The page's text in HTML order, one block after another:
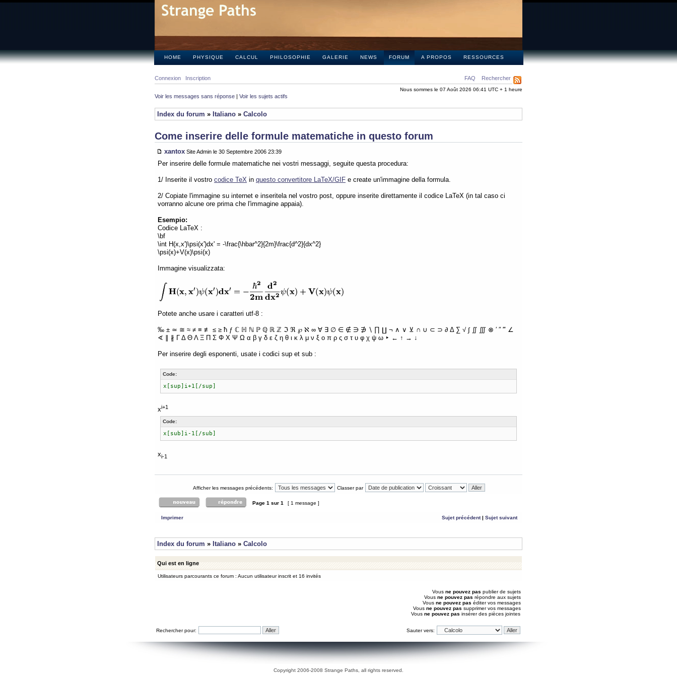
HOME PHYSIQUE CALCUL PHILOSOPHIE GALERIE NEWS FORUM A PROPOS RESSOURCES
FAQ Rechercher
Connexion Inscription
Nous sommes le 07 Août 2026 06:41 UTC + 1 heure
Voir les messages sans réponse | Voir les sujets actifs
Index du forum » Italiano » Calcolo
Come inserire delle formule matematiche in questo forum
xantox Site Admin le 30 Septembre 2006 23:39
Per inserire delle formule matematiche nei vostri messaggi, seguite questa procedura:
1/ Inserite il vostro codice TeX in questo convertitore LaTeX/GIF e create un'immagine della formula.
2/ Copiate l'immagine su internet e inseritela nel vostro post, oppure inserite direttamente il codice LaTeX (in tal caso ci
vorranno alcune ore prima che l'immagine appaia).
Esempio:
Codice LaTeX :
\bf
\int H(x,x')\psi(x')dx' = -\frac{\hbar^2}{2m}\frac{d^2}{dx^2}
\psi(x)+V(x)\psi(x)
Immagine visualizzata:
Potete anche usare i caratteri utf-8 :
‰ ± ≃ ≅ ≈ ≠ ≡ ≢ ≤ ≥ ħ ƒ ℂ ℍ ℕ ℙ ℚ ℝ ℤ ℑ ℜ ℘ ℵ ∞ ∀ ∃ ∅ ∈ ∉ ∋ ∌ ∖ ∏ ∐ ¬ ∧ ∨ ⊻ ∩ ∪ ⊂ ⊃ ∂ Δ ∑ √ ∫ ∬ ∭ ⊗ ′ ″ ‴ ∠
∢ ∥ ∦ Γ Δ Θ Λ Ξ Π Σ Φ Χ Ψ Ω α β γ δ ε ζ η θ ι κ λ μ ν ξ ο π ρ ς σ τ υ φ χ ψ ω ‣ ← ↑ → ↓
Per inserire degli esponenti, usate i codici sup et sub :
Code:
x[sup]i+1[/sup]
xi+1
Code:
x[sub]i-1[/sub]
xi-1
Afficher les messages précédents: Classer par
Page 1 sur 1 [ 1 message ]
Imprimer Sujet précédent| Sujet suivant
Index du forum » Italiano » Calcolo
Qui est en ligne
Utilisateurs parcourants ce forum : Aucun utilisateur inscrit et 16 invités
Vous ne pouvez pas publier de sujets
Vous ne pouvez pas répondre aux sujets
Vous ne pouvez pas éditer vos messages
Vous ne pouvez pas supprimer vos messages
Vous ne pouvez pas insérer des pièces jointes
Rechercher pour: Sauter vers:
Copyright 2006-2008 Strange Paths, all rights reserved.